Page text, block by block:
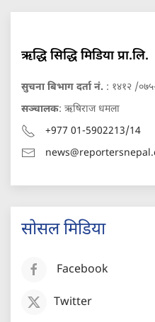
ऋद्धि सिद्धि मिडिया प्रा.लि.
सुचना बिभाग दर्ता नं. : १४१२ /
सञ्चालक: ऋषिराज धमला
+977 01-5902213/14
सोसल मिडिया
Facebook
Twitter